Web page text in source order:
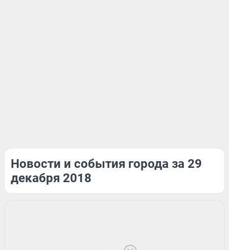
Новости и события города за 29
декабря 2018